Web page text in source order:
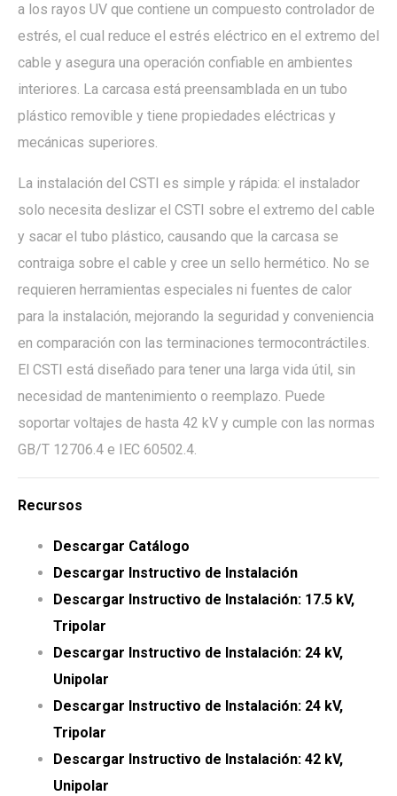
a los rayos UV que contiene un compuesto controlador de
estrés, el cual reduce el estrés eléctrico en el extremo del
cable y asegura una operación confiable en ambientes
interiores. La carcasa está preensamblada en un tubo
plástico removible y tiene propiedades eléctricas y
mecánicas superiores.
La instalación del CSTI es simple y rápida: el instalador
solo necesita deslizar el CSTI sobre el extremo del cable
y sacar el tubo plástico, causando que la carcasa se
contraiga sobre el cable y cree un sello hermético. No se
requieren herramientas especiales ni fuentes de calor
para la instalación, mejorando la seguridad y conveniencia
en comparación con las terminaciones termocontráctiles.
El CSTI está diseñado para tener una larga vida útil, sin
necesidad de mantenimiento o reemplazo. Puede
soportar voltajes de hasta 42 kV y cumple con las normas
GB/T 12706.4 e IEC 60502.4.
Recursos
Descargar Catálogo
Descargar Instructivo de Instalación
Descargar Instructivo de Instalación: 17.5 kV,
Tripolar
Descargar Instructivo de Instalación: 24 kV,
Unipolar
Descargar Instructivo de Instalación: 24 kV,
Tripolar
Descargar Instructivo de Instalación: 42 kV,
Unipolar